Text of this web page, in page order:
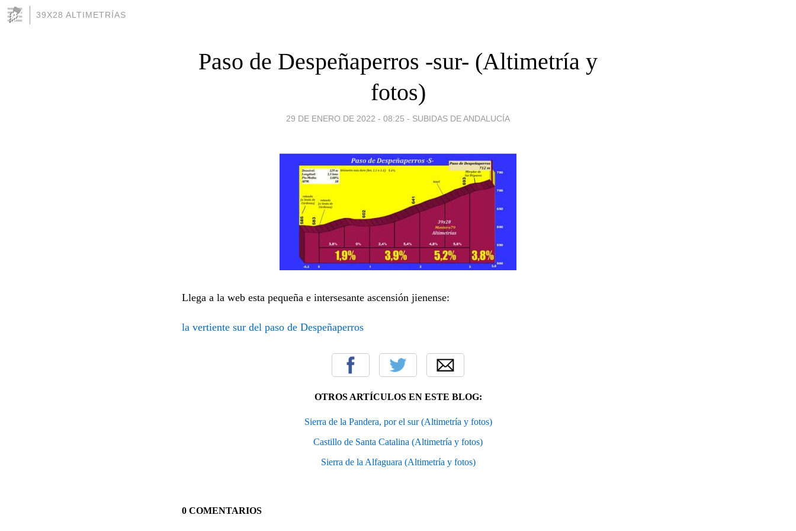
39X28 ALTIMETRÍAS
Paso de Despeñaperros -sur- (Altimetría y
fotos)
29 DE ENERO DE 2022 - 08:25 - SUBIDAS DE ANDALUCÍA
Llega a la web esta pequeña e intersesante ascensión jienense:
la vertiente sur del paso de Despeñaperros
OTROS ARTÍCULOS EN ESTE BLOG:
Sierra de la Pandera, por el sur (Altimetría y fotos)
Castillo de Santa Catalina (Altimetría y fotos)
Sierra de la Alfaguara (Altimetría y fotos)
0 COMENTARIOS